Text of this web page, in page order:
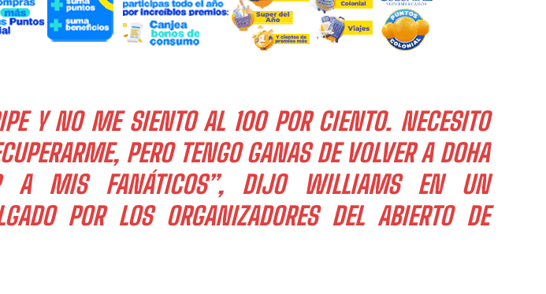
Y NO ME SIENTO AL 100 POR CIENTO. NECESITO
PERO TENGO GANAS DE VOLVER A DOHA
A MIS FANÁTICOS”, DIJO WILLIAMS EN UN
POR LOS ORGANIZADORES DEL ABIERTO DE